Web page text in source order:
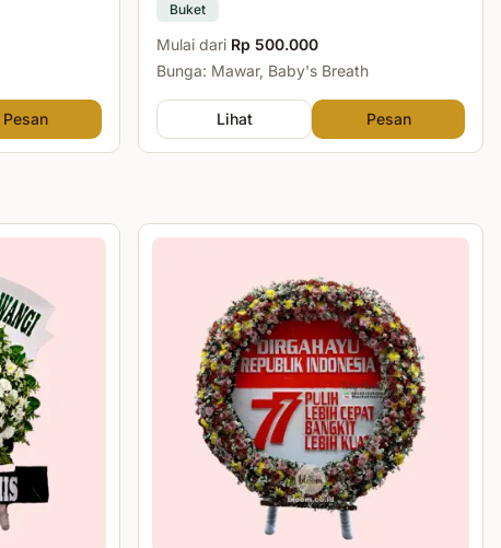
Pesan
Buket
Mulai dari Rp 500.000
Bunga: Mawar, Baby's Breath
Lihat Pesan